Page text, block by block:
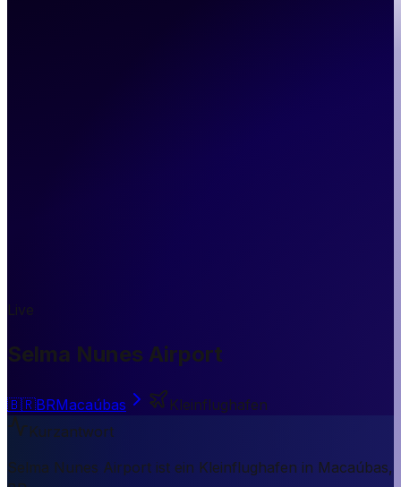
Live
Selma Nunes Airport
🇧🇷BRMacaúbas
Kleinflughafen
Kurzantwort
Selma Nunes Airport ist ein Kleinflughafen in Macaúbas,